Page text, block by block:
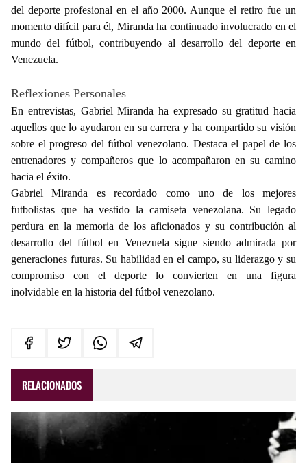
del deporte profesional en el año 2000. Aunque el retiro fue un
momento difícil para él, Miranda ha continuado involucrado en el
mundo del fútbol, contribuyendo al desarrollo del deporte en
Venezuela.
Reflexiones Personales
En entrevistas, Gabriel Miranda ha expresado su gratitud hacia
aquellos que lo ayudaron en su carrera y ha compartido su visión
sobre el progreso del fútbol venezolano. Destaca el papel de los
entrenadores y compañeros que lo acompañaron en su camino
hacia el éxito.
Gabriel Miranda es recordado como uno de los mejores
futbolistas que ha vestido la camiseta venezolana. Su legado
perdura en la memoria de los aficionados y su contribución al
desarrollo del fútbol en Venezuela sigue siendo admirada por
generaciones futuras. Su habilidad en el campo, su liderazgo y su
compromiso con el deporte lo convierten en una figura
inolvidable en la historia del fútbol venezolano.
RELACIONADOS